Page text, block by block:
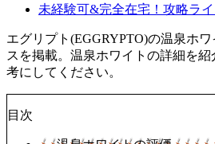
未経験可&完全在宅！攻略ライ
エグリプト(EGGRYPTO)の温泉ホ
スを掲載。温泉ホワイトの詳細を
考にしてください。
目次